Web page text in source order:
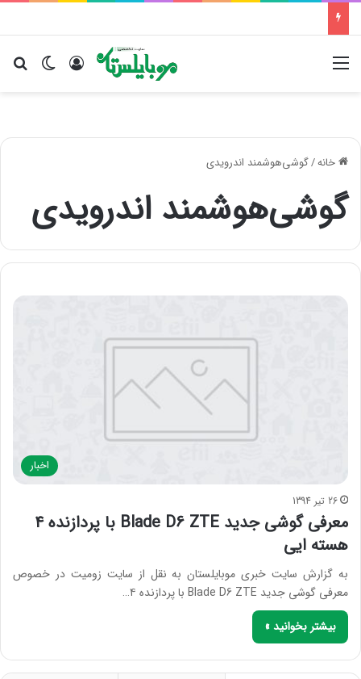
تغییر ورود
خانه/گوشی‌هوشمند اندرویدی
گوشی‌هوشمند اندرویدی
اخبار
26 تیر 1394
معرفی گوشی جدید Blade D6 ZTE با پردازنده ۴
هسته ایی
به گزارش سایت خبری موبایلستان به نقل از سایت زومیت در خصوص
معرفی گوشی جدید Blade D6 ZTE با پردازنده ۴…
بیشتر بخوانید »